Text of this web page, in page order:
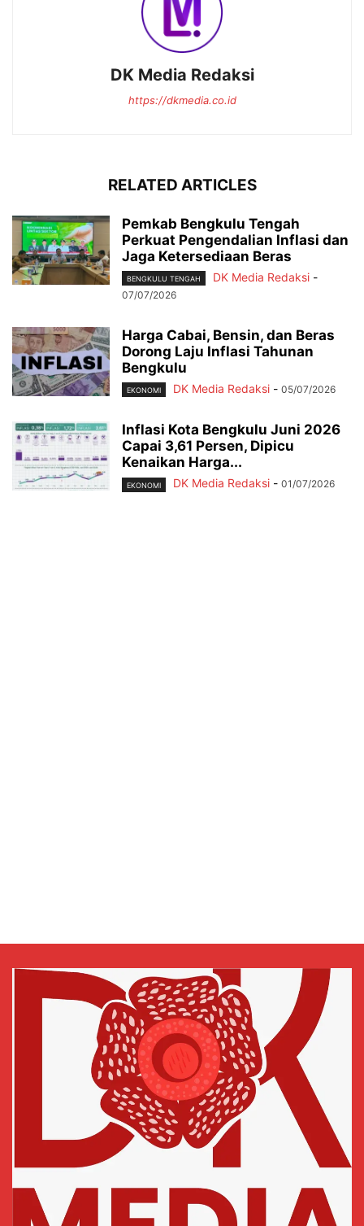
DK Media Redaksi
https://dkmedia.co.id
RELATED ARTICLES
Pemkab Bengkulu Tengah
Perkuat Pengendalian Inflasi dan
Jaga Ketersediaan Beras
BENGKULU TENGAH DK Media Redaksi -
07/07/2026
Harga Cabai, Bensin, dan Beras
Dorong Laju Inflasi Tahunan
Bengkulu
EKONOMI DK Media Redaksi - 05/07/2026
Inflasi Kota Bengkulu Juni 2026
Capai 3,61 Persen, Dipicu
Kenaikan Harga...
EKONOMI DK Media Redaksi - 01/07/2026